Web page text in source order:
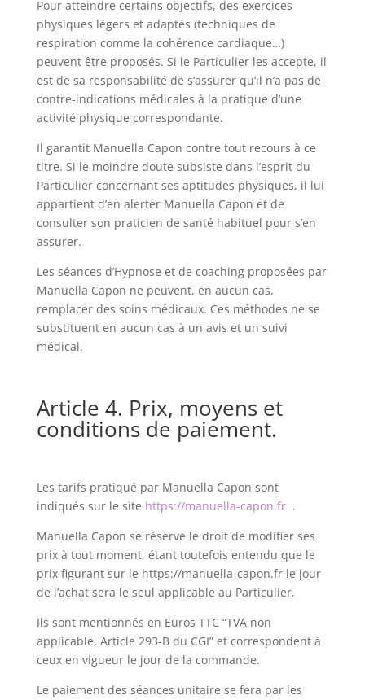
Pour atteindre certains objectifs, des exercices
physiques légers et adaptés (techniques de
respiration comme la cohérence cardiaque…)
peuvent être proposés. Si le Particulier les accepte, il
est de sa responsabilité de s’assurer qu’il n’a pas de
contre-indications médicales à la pratique d’une
activité physique correspondante.
Il garantit Manuella Capon contre tout recours à ce
titre. Si le moindre doute subsiste dans l’esprit du
Particulier concernant ses aptitudes physiques, il lui
appartient d’en alerter Manuella Capon et de
consulter son praticien de santé habituel pour s’en
assurer.
Les séances d’Hypnose et de coaching proposées par
Manuella Capon ne peuvent, en aucun cas,
remplacer des soins médicaux. Ces méthodes ne se
substituent en aucun cas à un avis et un suivi
médical.
Article 4. Prix, moyens et
conditions de paiement.
Les tarifs pratiqué par Manuella Capon sont
indiqués sur le site https://manuella-capon.fr.
Manuella Capon se réserve le droit de modifier ses
prix à tout moment, étant toutefois entendu que le
prix figurant sur le https://manuella-capon.fr le jour
de l’achat sera le seul applicable au Particulier.
Ils sont mentionnés en Euros TTC “TVA non
applicable, Article 293-B du CGI” et correspondent à
ceux en vigueur le jour de la commande.
Le paiement des séances unitaire se fera par les